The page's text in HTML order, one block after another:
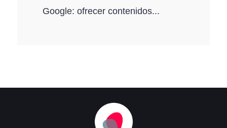
Google: ofrecer contenidos...